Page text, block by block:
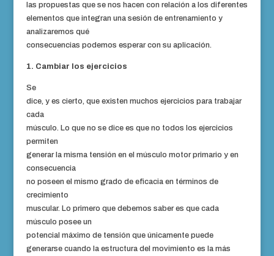
las propuestas que se nos hacen con relación a los diferentes
elementos que integran una sesión de entrenamiento y
analizaremos qué
consecuencias podemos esperar con su aplicación.
1. Cambiar los ejercicios
Se
dice, y es cierto, que existen muchos ejercicios para trabajar
cada
músculo. Lo que no se dice es que no todos los ejercicios
permiten
generar la misma tensión en el músculo motor primario y en
consecuencia
no poseen el mismo grado de eficacia en términos de
crecimiento
muscular. Lo primero que debemos saber es que cada
músculo posee un
potencial máximo de tensión que únicamente puede
generarse cuando la estructuradel movimiento es la más